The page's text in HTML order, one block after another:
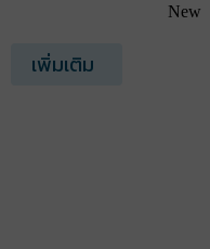
New
เพิ่มเติม